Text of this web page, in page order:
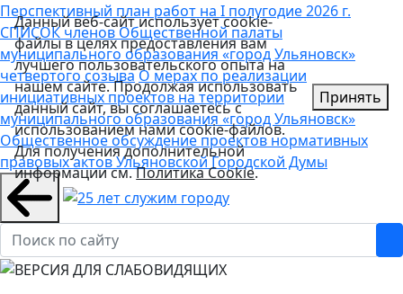
Перспективный план работ на I полугодие 2026 г.
СПИСОК членов Общественной палаты
муниципального образования «город Ульяновск»
четвертого созываО мерах по реализации
инициативных проектов на территории
муниципального образования «город Ульяновск»
Общественное обсуждение проектов нормативных
правовых актов Ульяновской Городской Думы
Данный веб-сайт использует cookie-
файлы в целях предоставления вам
лучшего пользовательского опыта на
нашем сайте. Продолжая использовать
данный сайт, вы соглашаетесь с
использованием нами cookie-файлов.
Для получения дополнительной
информации см.Политика Cookie.
Принять